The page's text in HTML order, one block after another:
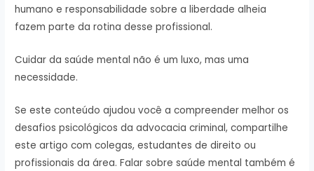
humano e responsabilidade sobre a liberdade alheia
fazem parte da rotina desse profissional.
Cuidar da saúde mental não é um luxo, mas uma
necessidade.
Se este conteúdo ajudou você a compreender melhor os
desafios psicológicos da advocacia criminal, compartilhe
este artigo com colegas, estudantes de direito ou
profissionais da área. Falar sobre saúde mental também é